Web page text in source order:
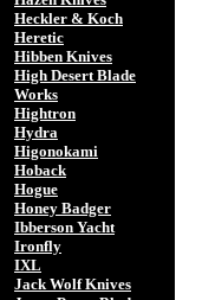
Heckler & Koch
Heretic
Hibben Knives
High Desert Blade
Works
Hightron
Hydra
Higonokami
Hoback
Hogue
Honey Badger
Ibberson Yacht
Ironfly
IXL
Jack Wolf Knives